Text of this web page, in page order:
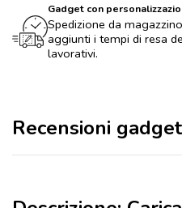
Gadget con
Spedizione da
aggiunti i tempi di resa
lavorativi.
Recensioni